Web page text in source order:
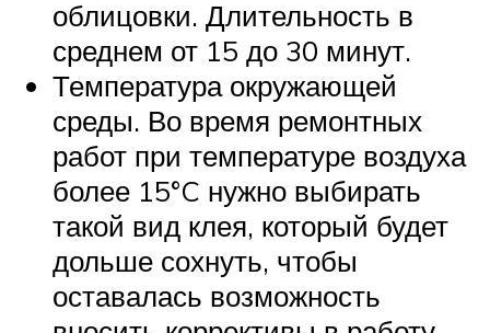
облицовки. Длительность в
среднем от 15 до 30 минут.
Температура окружающей
среды. Во время ремонтных
работ при температуре воздуха
более 15°C нужно выбирать
такой вид клея, который будет
дольше сохнуть, чтобы
оставалась возможность